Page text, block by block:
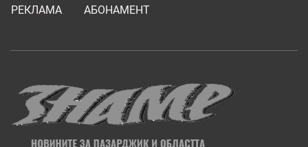
РЕКЛАМА
АБОНАМЕНТ